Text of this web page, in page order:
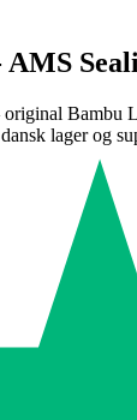
Bambu
lager og